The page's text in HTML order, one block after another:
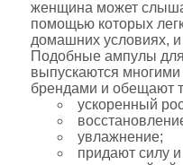
женщина может
помощью которых
домашних условиях,
Подобные ампулы
выпускаются
брендами и обещают
ускоренный
увлажнение;
придают силу